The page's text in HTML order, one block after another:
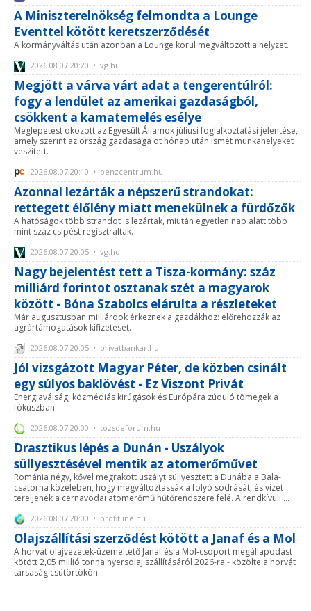
A Miniszterelnökség felmondta a Lounge
Eventtel kötött keretszerződését
A kormányváltás után azonban a Lounge körül megváltozott a helyzet.
2026.08.07 20:20 • vg.hu
Megjött a várva várt adat a tengerentúlról:
fogy a lendület az amerikai gazdaságból,
csökkent a kamatemelés esélye
Meglepetést okozott az Egyesült Államok júliusi foglalkoztatási jelentése,
amely szerint az ország gazdasága öt hónap után ismét munkahelyeket
veszített.
2026.08.07 20:10 • penzcentrum.hu
Azonnal lezárták a népszerű strandokat:
rettegett élőlény miatt menekülnek a fürdőzők
A hatóságok több strandot is lezártak, miután egyetlen nap alatt több
mint száz csípést regisztráltak.
2026.08.07 20:05 • vg.hu
Nagy bejelentést tett a Tisza-kormány: száz
milliárd forintot osztanak szét a magyarok
között - Bóna Szabolcs elárulta a részleteket
Már augusztusban milliárdok érkeznek a gazdákhoz: előrehozzák az
agrártámogatások kifizetését.
2026.08.07 20:05 • privatbankar.hu
Jól vizsgázott Magyar Péter, de közben csinált
egy súlyos baklövést - Ez Viszont Privát
Energiaválság, közmédiás kirúgások és Európára zúduló tömegek a
fókuszban.
2026.08.07 20:00 • tozsdeforum.hu
Drasztikus lépés a Dunán - Uszályok
süllyesztésével mentik az atomerőművet
Románia négy, kővel megrakott uszályt süllyesztett a Dunába a Bala-
csatorna közelében, hogy megváltoztassák a folyó sodrását, és vizet
tereljenek a cernavodai atomerőmű hűtőrendszere felé. A rendkívüli ...
2026.08.07 20:00 • profitline.hu
Olajszállítási szerződést kötött a Janaf és a Mol
A horvát olajvezeték-üzemeltető Janaf és a Mol-csoport megállapodást
kötött 2,05 millió tonna nyersolaj szállításáról 2026-ra - közölte a horvát
társaság csütörtökön.